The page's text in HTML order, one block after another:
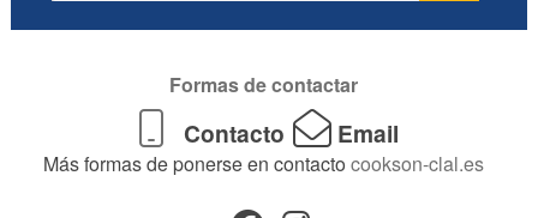
Formas de contactar
Contacto Email
Más formas de ponerse en contacto cookson-clal.es